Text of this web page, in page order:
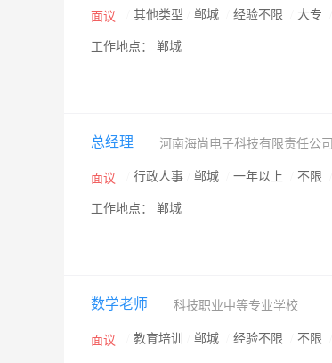
面议 其他类型 郸城 经验不限 大专
工作地点： 郸城
总经理 河南海尚电子科技有限责任公司
面议 行政人事 郸城 一年以上 不限
工作地点： 郸城
数学老师 科技职业中等专业学校
面议 教育培训 郸城 经验不限 不限